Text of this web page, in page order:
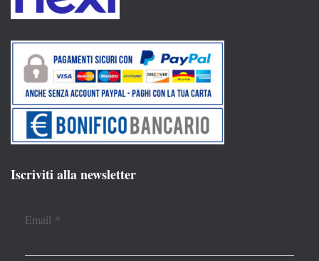
Iscriviti alla newsletter
Email *